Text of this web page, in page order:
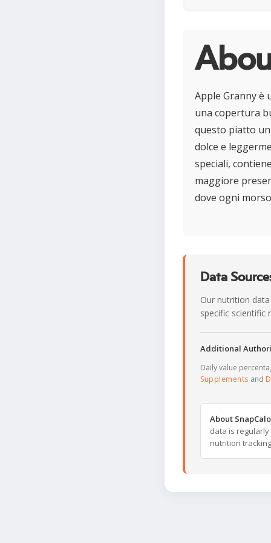
Apple Granny è
una copertura
questo piatto
dolce e
speciali,
maggiore
dove ogni
Data
Our nutrition
specific scientific
Additional
Daily value
Supplements and
About
data is
nutrition